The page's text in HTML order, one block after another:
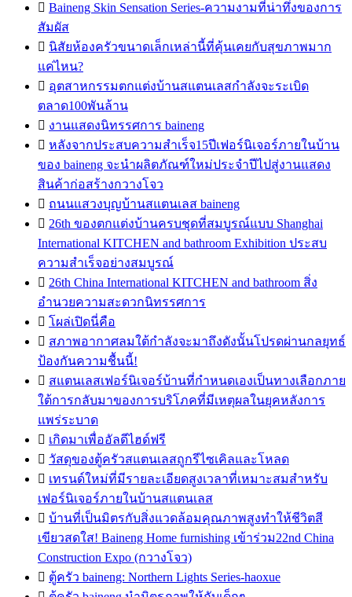
 Baineng Skin Sensation Series-ความงามที่น่าทึ่งของการ
สัมผัส
 นิสัยห้องครัวขนาดเล็กเหล่านี้ที่คุ้นเคยกับสุขภาพมาก
แค่ไหน?
 อุตสาหกรรมตกแต่งบ้านสแตนเลสกำลังจะระเบิด
ตลาด100พันล้าน
 งานแสดงนิทรรศการ baineng
 หลังจากประสบความสำเร็จ15ปีเฟอร์นิเจอร์ภายในบ้าน
ของ baineng จะนำผลิตภัณฑ์ใหม่ประจำปีไปสู่งานแสดง
สินค้าก่อสร้างกวางโจว
 ถนนแสวงบุญบ้านสแตนเลส baineng
 26th ของตกแต่งบ้านครบชุดที่สมบูรณ์แบบ Shanghai
International KITCHEN and bathroom Exhibition ประสบ
ความสำเร็จอย่างสมบูรณ์
 26th China International KITCHEN and bathroom สิ่ง
อำนวยความสะดวกนิทรรศการ
 โผล่เปิดนี่คือ
 สภาพอากาศลมใต้กำลังจะมาถึงดังนั้นโปรดผ่านกลยุทธ์
ป้องกันความชื้นนี้!
 สแตนเลสเฟอร์นิเจอร์บ้านที่กำหนดเองเป็นทางเลือกภาย
ใต้การกลับมาของการบริโภคที่มีเหตุผลในยุคหลังการ
แพร่ระบาด
 เกิดมาเพื่ออัลดีไฮด์ฟรี
 วัสดุของตู้ครัวสแตนเลสถูกรีไซเคิลและโหลด
 เทรนด์ใหม่ที่มีรายละเอียดสูงเวลาที่เหมาะสมสำหรับ
เฟอร์นิเจอร์ภายในบ้านสแตนเลส
 บ้านที่เป็นมิตรกับสิ่งแวดล้อมคุณภาพสูงทำให้ชีวิตสี
เขียวสดใส! Baineng Home furnishing เข้าร่วม22nd China
Construction Expo (กวางโจว)
 ตู้ครัว baineng: Northern Lights Series-haoxue